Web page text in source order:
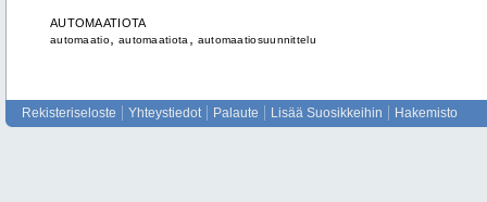
AUTOMAATIOTA
automaatio automaatiota automaatiosuunnittelu
Rekisteriseloste Yhteystiedot Palaute Lisää Suosikkeihin Hakemisto